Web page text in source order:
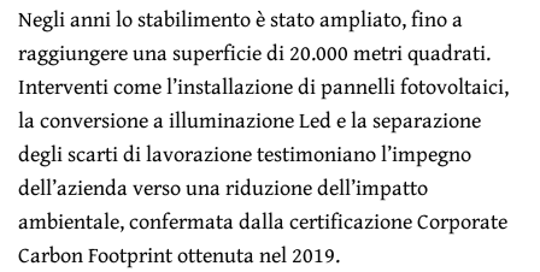
Negli anni lo stabilimento è stato ampliato, fino a
raggiungere una superficie di 20.000 metri quadrati.
Interventi come l’installazione di pannelli fotovoltaici,
la conversione a illuminazione Led e la separazione
degli scarti di lavorazione testimoniano l’impegno
dell’azienda verso una riduzione dell’impatto
ambientale, confermata dalla certificazione Corporate
Carbon Footprint ottenuta nel 2019.